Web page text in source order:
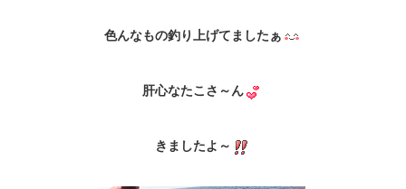
色んなもの釣り上げてましたぁ
肝心なたこさ～ん
きましたよ～